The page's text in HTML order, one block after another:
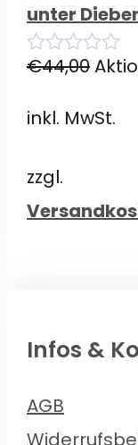
unter
0
€44,00
inkl. MwSt.
zzgl.
Infos &
AGB